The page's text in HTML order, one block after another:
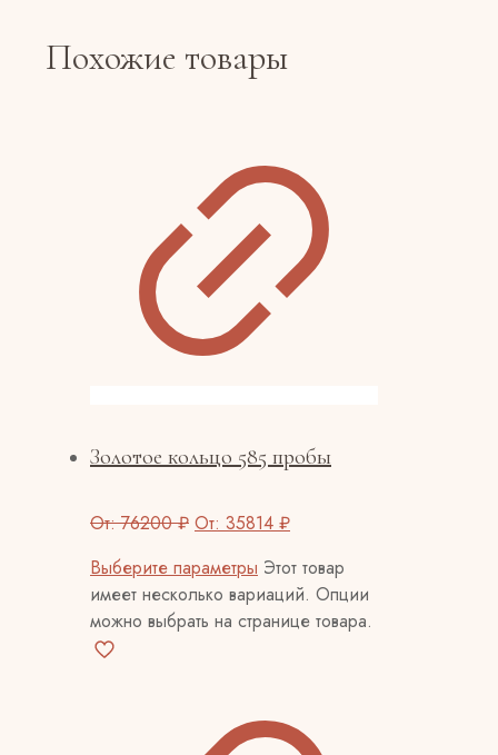
Похожие товары
Золотое кольцо 585 пробы
От:76200₽ От: 35814 ₽
Выберите параметры Этот товар
имеет несколько вариаций. Опции
можно выбрать на странице товара.